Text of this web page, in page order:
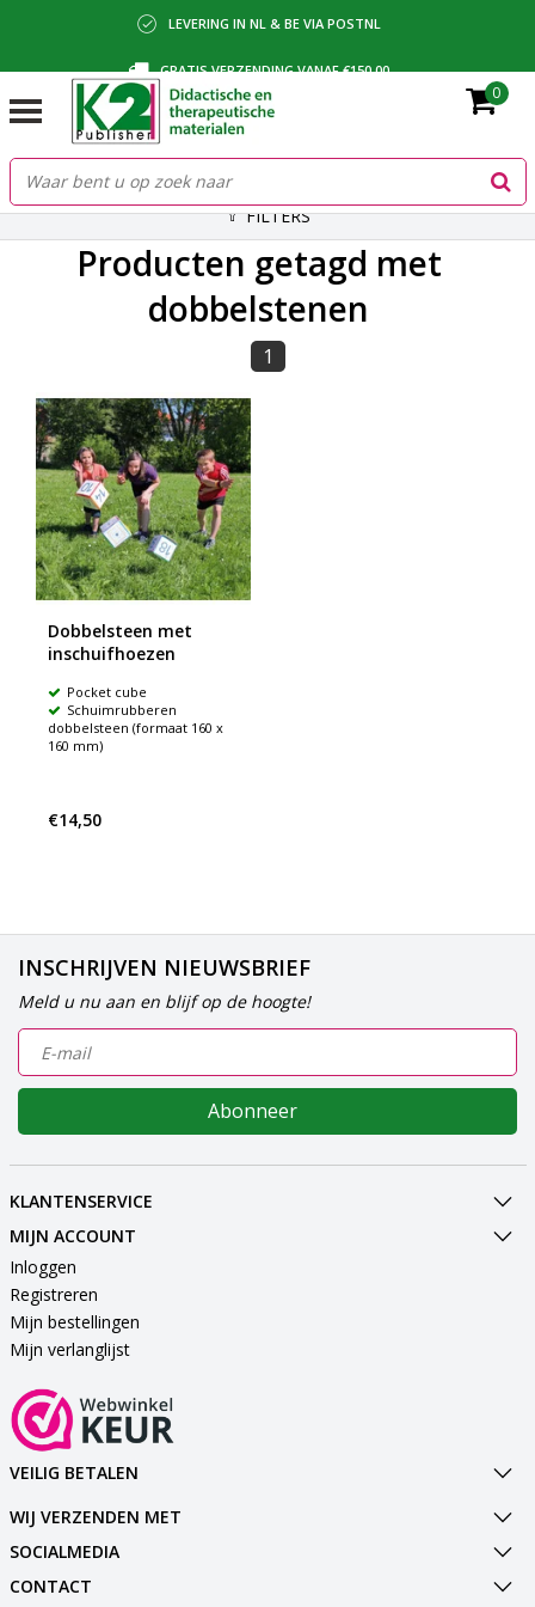
LEVERING IN NL & BE VIA POSTNL
GRATIS VERZENDING VANAF €150,00
BETALING VIA IDEAL, BANCONTACT OF FACTUUR
0
FILTERS
Producten getagd met
dobbelstenen
1
Dobbelsteen met
inschuifhoezen
Pocket cube
Schuimrubberen
dobbelsteen (formaat 160 x
160 mm)
€14,50
INSCHRIJVEN NIEUWSBRIEF
Meld u nu aan en blijf op de hoogte!
Abonneer
KLANTENSERVICE
MIJN ACCOUNT
Inloggen
Registreren
Mijn bestellingen
Mijn verlanglijst
VEILIG BETALEN
WIJ VERZENDEN MET
SOCIALMEDIA
CONTACT